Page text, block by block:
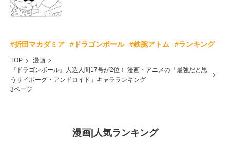
#折田マカダミア #ドラゴンボール #鉄腕アトム #ランキング
TOP
漫画
『ドラゴンボール』人造人間17号が2位！ 漫画・アニメの「最強だと思
うサイボーグ・アンドロイド」キャラランキング
3ページ
漫画| 人気ランキング